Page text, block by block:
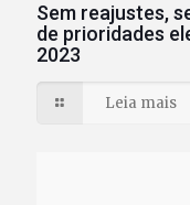
Sem reajustes,
de prioridades
2023
Leia mais